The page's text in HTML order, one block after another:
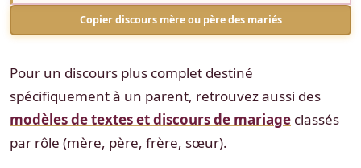
Copier discours mère ou père des mariés
Pour un discours plus complet destiné
spécifiquement à un parent, retrouvez aussi des
modèles de textes et discours de mariage classés
par rôle (mère, père, frère, sœur).